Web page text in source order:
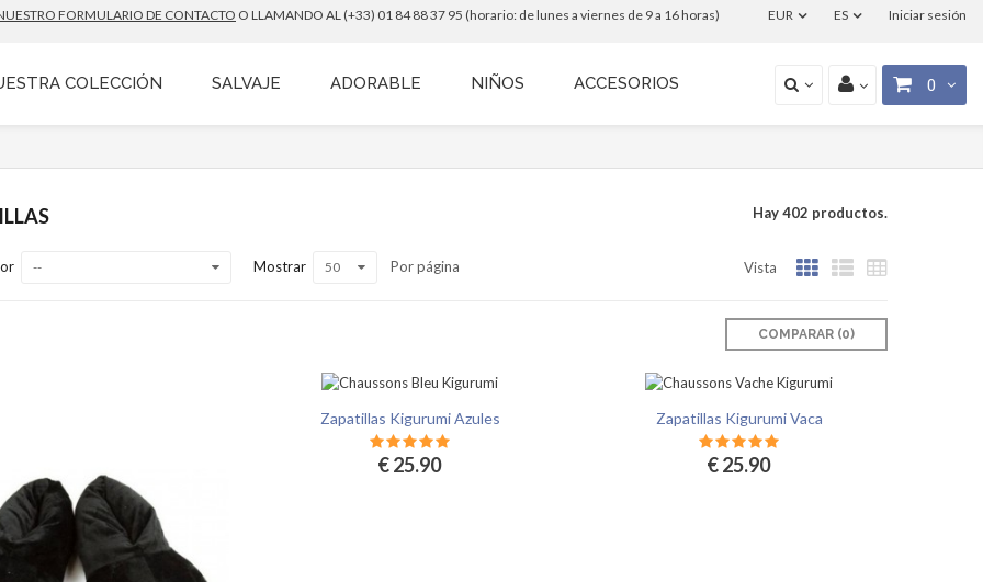
Iniciar sesión
ES
FORMULARIO DE CONTACTO O LLAMANDO AL (+33) 01 84 88 37 95 (horario: de lunes a viernes de 9 a 16 horas) EUR
0
COLECCIÓN SALVAJE ADORABLE NIÑOS ACCESORIOS
Kigurumi
Hay 402 productos.
Vista
-- Mostrar 50 Por página
COMPARAR (0)‎
Zapatillas Kigurumi Azules
€ 25.90
Zapatillas Kigurumi Vaca
€ 25.90